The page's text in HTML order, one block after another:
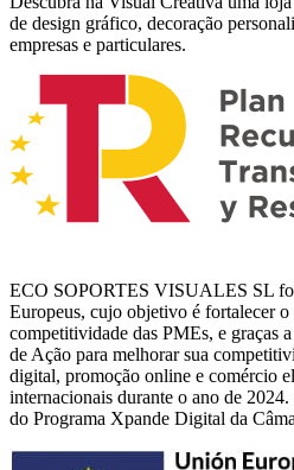
de design gráfico, decoração
empresas e particulares.
ECO SOPORTES VISUALES SL
Europeus, cujo objetivo é fortalecer o
competitividade das PMEs, e graças
de Ação para melhorar sua
digital, promoção online e comércio
internacionais durante o ano de
do Programa Xpande Digital da